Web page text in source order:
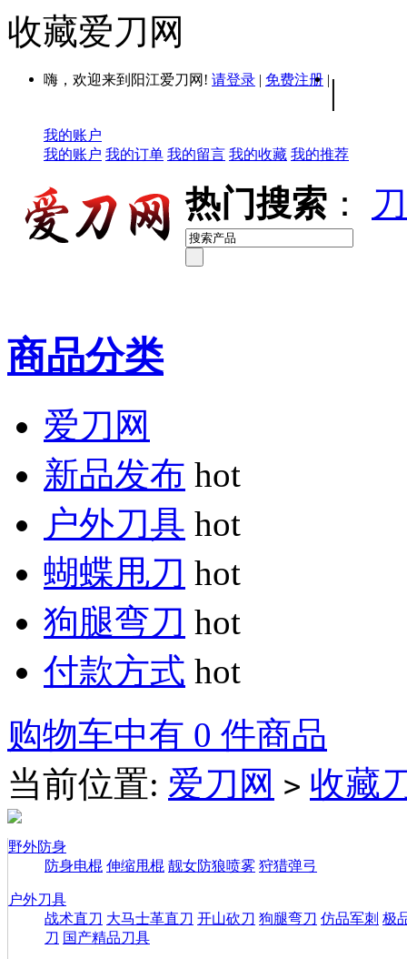
收藏爱刀网
嗨，欢迎来到阳江爱刀网! 请登录 | 免费注册 | |
我的账户
我的账户 我的订单 我的留言 我的收藏 我的推荐
热门搜索 ：
商品分类
爱刀网
新品发布 hot
户外刀具 hot
蝴蝶甩刀 hot
狗腿弯刀 hot
付款方式 hot
购物车中有 0 件商品
当前位置: 爱刀网 > 收藏
野外防身
防身电棍 伸缩甩棍 靓女防狼喷雾 狩猎弹弓
户外刀具
战术直刀 大马士革直刀 开山砍刀 狗腿弯刀 仿品军刺 极
刀 国产精品刀具